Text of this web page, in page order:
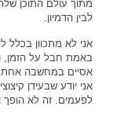
מתוך עולם התוכן
לבין הדמיון.
אני לא מתכוון
באמת חבל על הזמן,
אסיים במחשבה אחת.
אני יודע שבעידן
לפעמים. זה לא הופך